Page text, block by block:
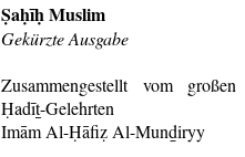
Ṣaḥīḥ Muslim
Gekürzte Ausgabe
Zusammengestellt vom großen
Ḥadīṯ-Gelehrten
Imām Al-Ḥāfiẓ Al-Munḏiryy